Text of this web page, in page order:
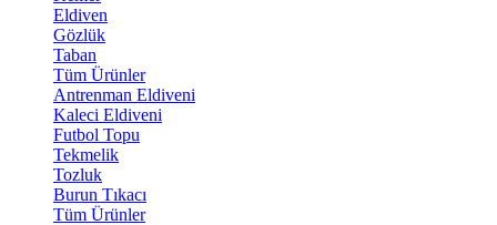
Eldiven
Gözlük
Taban
Tüm Ürünler
Antrenman Eldiveni
Kaleci Eldiveni
Futbol Topu
Tekmelik
Tozluk
Burun Tıkacı
Tüm Ürünler